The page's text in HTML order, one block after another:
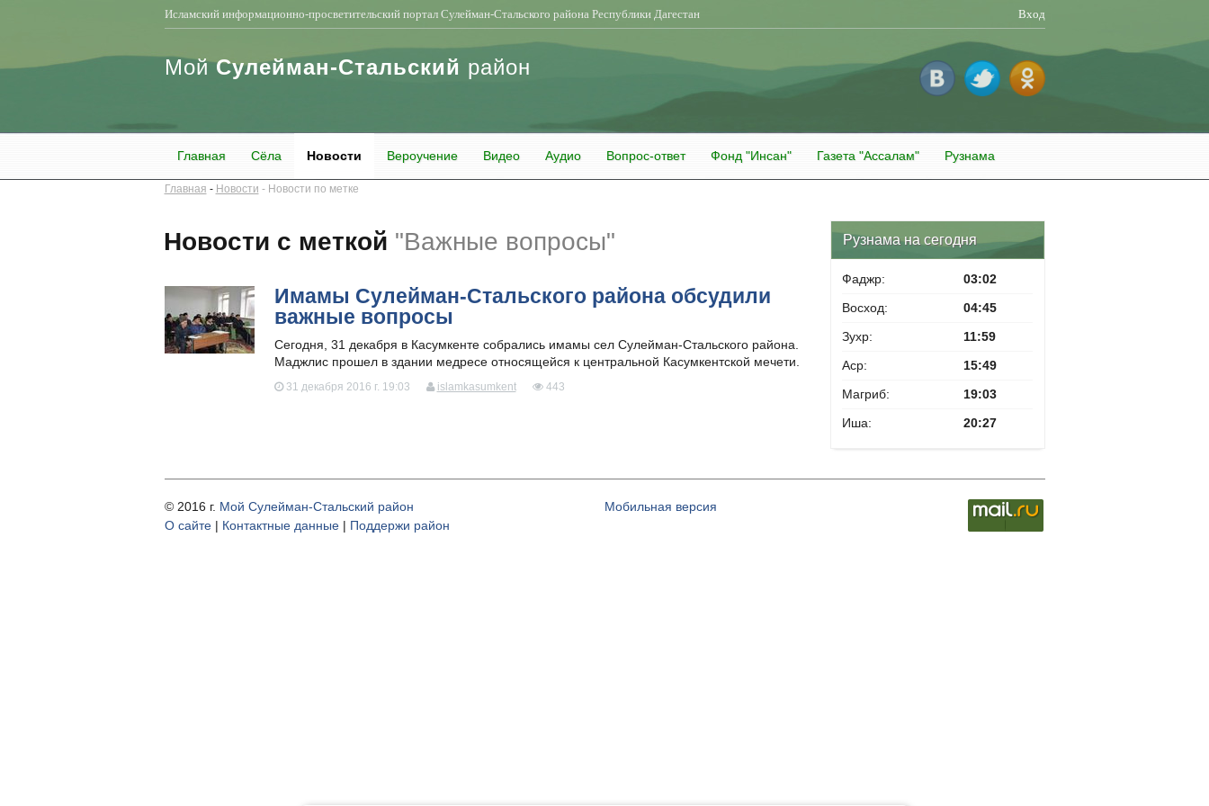
Исламский информационно-просветительский портал Сулейман-Стальского района Республики Дагестан Вход
МойСулейман-Стальский район
Главная Сёла Новости Вероучение Видео Аудио Вопрос-ответ Фонд "Инсан" Газета "Ассалам" Рузнама
Главная Новости Новости по метке
Новости с меткой "Важные вопросы"
​Имамы Сулейман-Стальского района обсудили
важные вопросы
Сегодня, 31 декабря в Касумкенте собрались имамы сел Сулейман-Стальского района.
Маджлис прошел в здании медресе относящейся к центральной Касумкентской мечети.
31 декабря 2016 г. 19:03 islamkasumkent 443
Рузнама на сегодня
Фаджр:
03:02
Восход:
04:45
Зухр:
11:59
Аср:
15:49
Магриб:
19:03
Иша:
20:27
© 2016 г. Мой Сулейман-Стальский район
О cайте| Контактные данные| Поддержи район
Мобильная версия